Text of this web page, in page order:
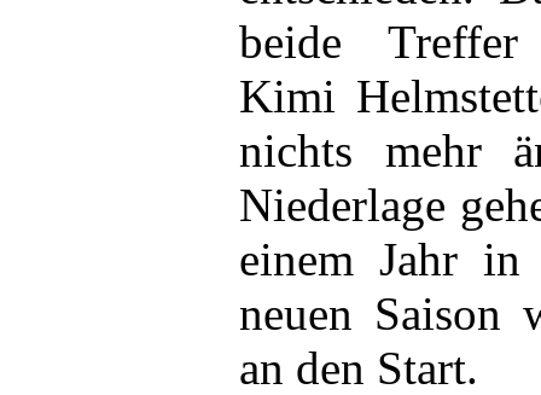
beide Treffer
Kimi
nichts mehr
Niederlage
einem Jahr
neuen Saison
an den Start.